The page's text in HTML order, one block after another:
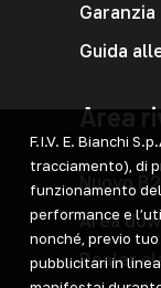
Garanzia
Guida
Area
Nuovo
Area
Dealer
F.I.V. E. Bianchi
tracciamento), di
funzionamento
performance e
nonché, previo
pubblicitari in